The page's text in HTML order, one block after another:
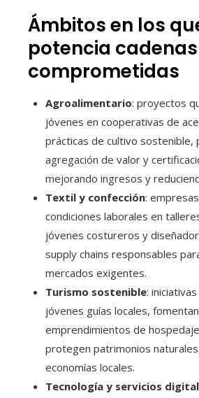
Ámbitos en los
potencia
comprometidas
Agroalimentario: proyectos
jóvenes en cooperativas de
prácticas de cultivo sostenible,
agregación de valor y
mejorando ingresos y
Textil y confección:
condiciones laborales en
jóvenes costureros y
supply chains responsables
mercados exigentes.
Turismo sostenible:
jóvenes guías locales, fomentan
emprendimientos de
protegen patrimonios
economías locales.
Tecnología y servicios